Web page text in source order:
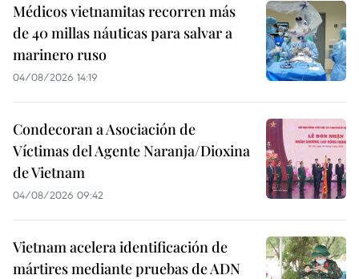
Médicos vietnamitas recorren más
de 40 millas náuticas para salvar a
marinero ruso
04/08/2026 14:19
Condecoran a Asociación de
Víctimas del Agente Naranja/Dioxina
de Vietnam
04/08/2026 09:42
Vietnam acelera identificación de
mártires mediante pruebas de ADN